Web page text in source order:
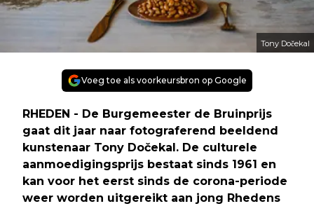
Tony Dočekal
Voeg toe als voorkeursbron op Google
RHEDEN - De Burgemeester de Bruinprijs
gaat dit jaar naar fotograferend beeldend
kunstenaar Tony Dočekal. De culturele
aanmoedigingsprijs bestaat sinds 1961 en
kan voor het eerst sinds de corona-periode
weer worden uitgereikt aan jong Rhedens